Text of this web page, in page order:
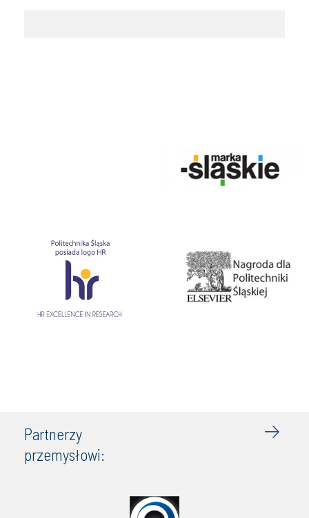
Partnerzy
przemysłowi: